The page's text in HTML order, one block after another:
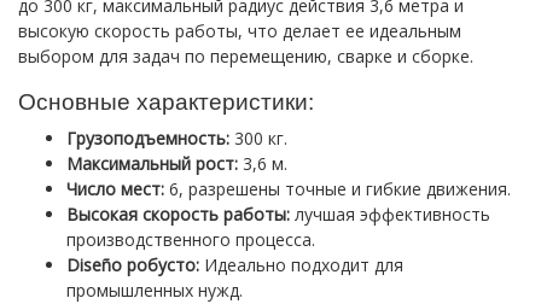
до 300 кг, максимальный радиус действия 3,6 метра и
высокую скорость работы, что делает ее идеальным
выбором для задач по перемещению, сварке и сборке.
Основные характеристики:
Грузоподъемность: 300 кг.
Максимальный рост: 3,6 м.
Число мест: 6, разрешены точные и гибкие движения.
Высокая скорость работы: лучшая эффективность
производственного процесса.
Diseño робусто: Идеально подходит для
промышленных нужд.